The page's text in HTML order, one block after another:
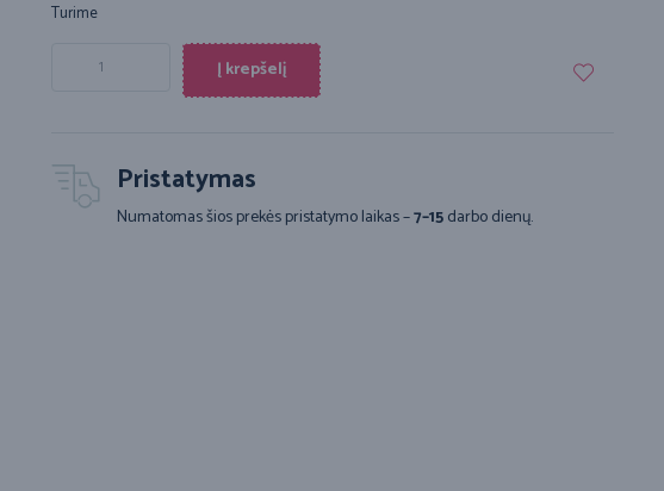
Turime
Į krepšelį
Pristatymas
Numatomas šios prekės pristatymo laikas –7–15darbo dienų.